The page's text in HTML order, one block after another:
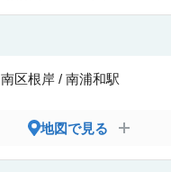
南区根岸 / 南浦和駅
地図で見る